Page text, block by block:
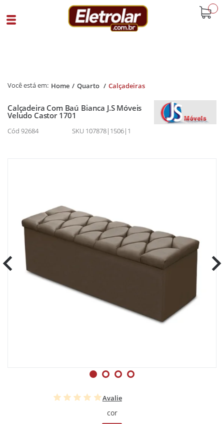
Home Quarto Calçadeiras
Calçadeira Com Baú Bianca J.S Móveis
Veludo Castor 1701
Cód 92684 SKU 107878|1506|1
Avalie
cor